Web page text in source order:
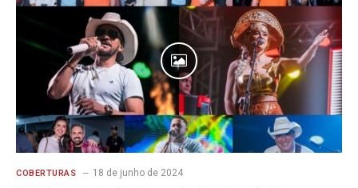
COBERTURAS 18 de junho de 2024